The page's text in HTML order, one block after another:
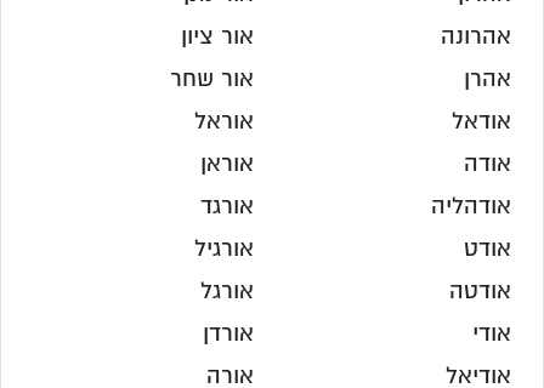
אהרונה
אהרן
אודאל
אודה
אודהליה
אודט
אודטה
אודי
אודיאל
אור ציון
אור שחר
אוראל
אוראן
אורגד
אורגיל
אורגל
אורדן
אורה